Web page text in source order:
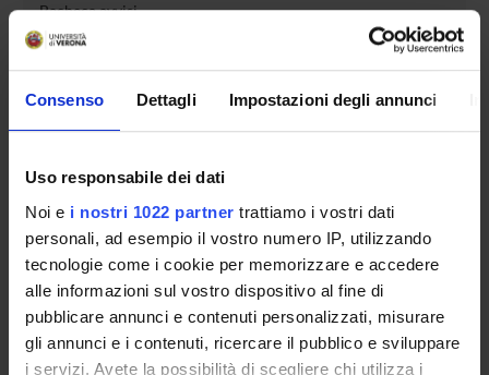
Consenso Dettagli Impostazioni degli annunci
Uso responsabile dei dati
Noi e i nostri 1022 partner trattiamo i vostri dati
personali, ad esempio il vostro numero IP, utilizzando
tecnologie come i cookie per memorizzare e accedere
alle informazioni sul vostro dispositivo al fine di
pubblicare annunci e contenuti personalizzati, misurare
gli annunci e i contenuti, ricercare il pubblico e sviluppare
i servizi. Avete la possibilità di scegliere chi utilizza i
Bacheca avvisi
Organi collegiali e di governo
Rete formativa
OFFERTA FORMATIVA
SEMESTRE FILTRO
CORSI DI LAUREA